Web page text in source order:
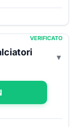
VERIFICATO